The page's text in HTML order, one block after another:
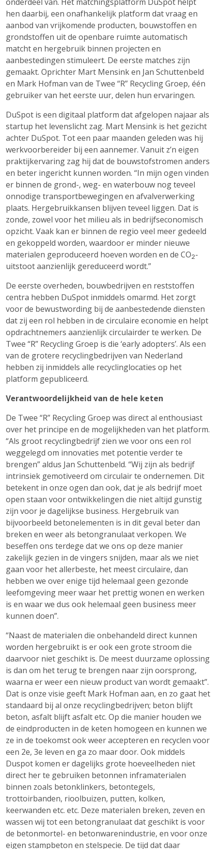
hen daarbij, een onafhankelijk platform dat vraag en
aanbod van vrijkomende producten, bouwstoffen en
grondstoffen uit de openbare ruimte automatisch
matcht en hergebruik binnen projecten en
aanbestedingen stimuleert. De eerste matches zijn
gemaakt. Oprichter Mart Mensink en Jan Schuttenbeld
en Mark Hofman van de Twee “R” Recycling Groep, één
gebruiker van het eerste uur, delen hun ervaringen.
DuSpot is een digitaal platform dat afgelopen najaar als
startup het levenslicht zag. Mart Mensink is het gezicht
achter DuSpot. Tot een paar maanden geleden was hij
werkvoorbereider bij een aannemer. Vanuit z’n eigen
praktijkervaring zag hij dat de bouwstofstromen anders
en beter ingericht kunnen worden. “In mijn ogen vinden
er binnen de grond-, weg- en waterbouw nog teveel
onnodige transportbewegingen en afvalverwerking
plaats. Hergebruikkansen blijven teveel liggen. Dat is
zonde, zowel voor het milieu als in bedrijfseconomisch
opzicht. Vaak kan er binnen de regio veel meer gedeeld
en gekoppeld worden, waardoor er minder nieuwe
materialen geproduceerd hoeven worden en de CO2-
uitstoot aanzienlijk gereduceerd wordt.”
De eerste overheden, bouwbedrijven en reststoffen
centra hebben DuSpot inmiddels omarmd. Het zorgt
voor de bewustwording bij de aanbestedende diensten
dat zij een rol hebben in de circulaire economie en helpt
opdrachtnemers aanzienlijk circulairder te werken. De
Twee “R” Recycling Groep is die ‘early adopters’. Als een
van de grotere recyclingbedrijven van Nederland
hebben zij inmiddels alle recyclinglocaties op het
platform gepubliceerd.
Verantwoordelijkheid van de hele keten
De Twee “R” Recycling Groep was direct al enthousiast
over het principe en de mogelijkheden van het platform.
“Als groot recyclingbedrijf zien we voor ons een rol
weggelegd om innovaties met potentie verder te
brengen” aldus Jan Schuttenbeld. “Wij zijn als bedrijf
intrinsiek gemotiveerd om circulair te ondernemen. Dit
betekent in onze ogen dan ook, dat je als bedrijf moet
open staan voor ontwikkelingen die niet altijd gunstig
zijn voor je dagelijkse business. Hergebruik van
bijvoorbeeld betonelementen is in dit geval beter dan
breken en weer als betongranulaat verkopen. We
beseffen ons terdege dat we ons op deze manier
zakelijk gezien in de vingers snijden, maar als we niet
gaan voor het allerbeste, het meest circulaire, dan
hebben we over enige tijd helemaal geen gezonde
leefomgeving meer waar het prettig wonen en werken
is en waar we dus ook helemaal geen business meer
kunnen doen”.
“Naast de materialen die onbehandeld direct kunnen
worden hergebruikt is er ook een grote stroom die
daarvoor niet geschikt is. De meest duurzame oplossing
is dan om het terug te brengen naar zijn oorsprong,
waarna er weer een nieuw product van wordt gemaakt”.
Dat is onze visie geeft Mark Hofman aan, en zo gaat het
standaard bij al onze recyclingbedrijven; beton blijft
beton, asfalt blijft asfalt etc. Op die manier houden we
de eindproducten in de keten homogeen en kunnen we
ze in de toekomst ook weer accepteren en recyclen voor
een 2e, 3e leven en ga zo maar door. Ook middels
Duspot komen er dagelijks grote hoeveelheden niet
direct her te gebruiken betonnen inframaterialen
binnen zoals betonklinkers, betontegels,
trottoirbanden, rioolbuizen, putten, kolken,
keerwanden etc. etc. Deze materialen breken, zeven en
wassen wij tot een betongranulaat dat geschikt is voor
de betonmortel- en betonwarenindustrie, en voor onze
eigen stampbeton en stelspecie. De tijd dat daar